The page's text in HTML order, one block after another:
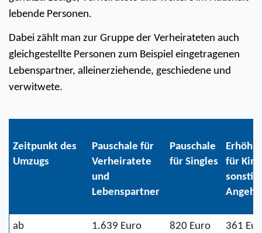
lebende Personen.
Dabei zählt man zur Gruppe der Verheirateten auch
gleichgestellte Personen zum Beispiel eingetragenen
Lebenspartner, alleinerziehende, geschiedene und
verwitwete.
Zeitpunkt des
Umzugs
Pauschale für
Verheiratete
und
Lebenspartner
Pauschale
für Singles
für
ab
1.639 Euro 820 Euro 361